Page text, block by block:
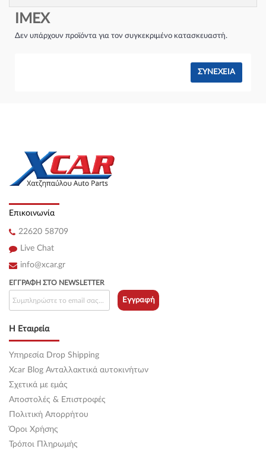
Τύπος κινητήρα:
IMEX
Δεν υπάρχουν προϊόντα για τον συγκεκριμένο κατασκευαστή.
ΣΥΝΈΧΕΙΑ
Επικοινωνία
22620 58709
Live Chat
info@xcar.gr
Η Εταιρεία
Υπηρεσία Drop Shipping
Xcar Blog Ανταλλακτικά αυτοκινήτων
Σχετικά με εμάς
Αποστολές & Επιστροφές
Πολιτική Απορρήτου
Όροι Χρήσης
Τρόποι Πληρωμής
ΕΓΓΡΑΦΉ ΣΤΟ NEWSLETTER
Εγγραφή